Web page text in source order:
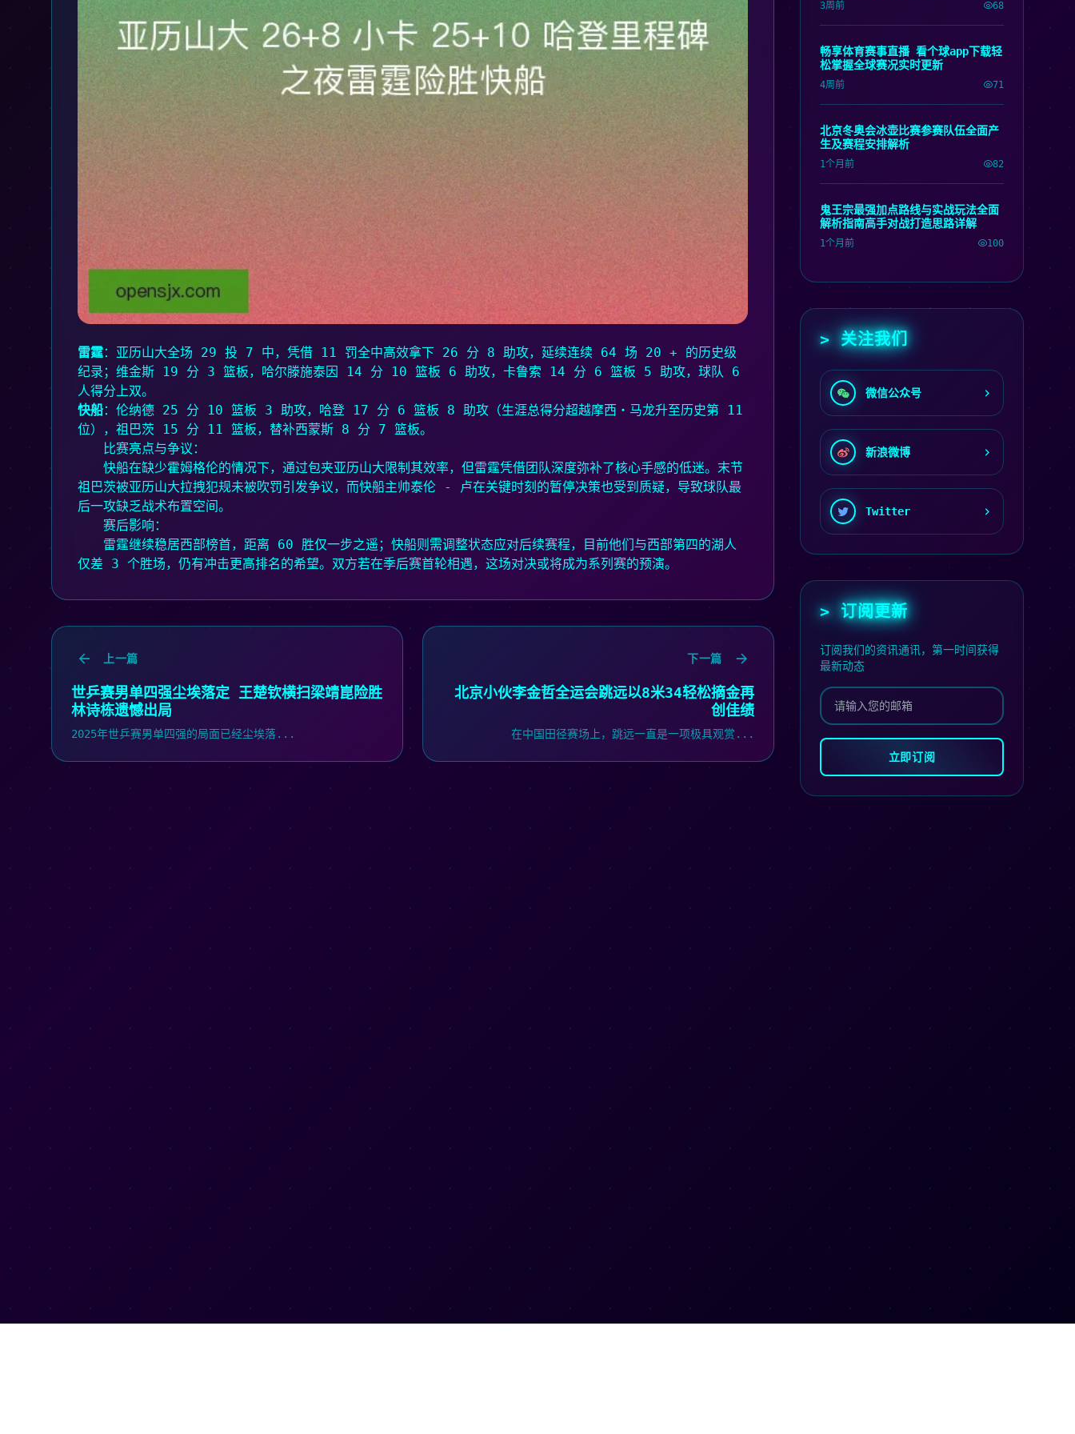
雷霆：亚历山大全场 29 投 7 中，凭借 11 罚全中高效拿下 26 分 8 助攻，延续连续 64 场 20 + 的历史级
纪录；维金斯 19 分 3 篮板，哈尔滕施泰因 14 分 10 篮板 6 助攻，卡鲁索 14 分 6 篮板 5 助攻，球队 6
人得分上双。
快船：伦纳德 25 分 10 篮板 3 助攻，哈登 17 分 6 篮板 8 助攻（生涯总得分超越摩西・马龙升至历史第 11
位），祖巴茨 15 分 11 篮板，替补西蒙斯 8 分 7 篮板。
比赛亮点与争议：
快船在缺少霍姆格伦的情况下，通过包夹亚历山大限制其效率，但雷霆凭借团队深度弥补了核心手感的低迷。末节
祖巴茨被亚历山大拉拽犯规未被吹罚引发争议，而快船主帅泰伦 - 卢在关键时刻的暂停决策也受到质疑，导致球队最
后一攻缺乏战术布置空间。
赛后影响：
雷霆继续稳居西部榜首，距离 60 胜仅一步之遥；快船则需调整状态应对后续赛程，目前他们与西部第四的湖人
仅差 3 个胜场，仍有冲击更高排名的希望。双方若在季后赛首轮相遇，这场对决或将成为系列赛的预演。
上一篇
世乒赛男单四强尘埃落定 王楚钦横扫梁靖崑险胜
林诗栋遗憾出局
2025年世乒赛男单四强的局面已经尘埃落...
下一篇
北京小伙李金哲全运会跳远以8米34轻松摘金再
创佳绩
在中国田径赛场上，跳远一直是一项极具观赏...
3周前 68
畅享体育赛事直播 看个球app下载轻
松掌握全球赛况实时更新
4周前 71
北京冬奥会冰壶比赛参赛队伍全面产
生及赛程安排解析
1个月前 82
鬼王宗最强加点路线与实战玩法全面
解析指南高手对战打造思路详解
1个月前 100
> 关注我们
微信公众号
新浪微博
Twitter
> 订阅更新
订阅我们的资讯通讯，第一时间获得
最新动态
立即订阅